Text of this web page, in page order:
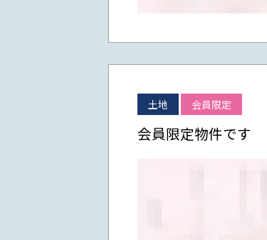
土地 会員限定
会員限定物件です